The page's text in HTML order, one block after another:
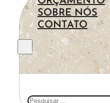
PEDRA
METAL
SOBRE NÓS
CONTATO
Pesquisar